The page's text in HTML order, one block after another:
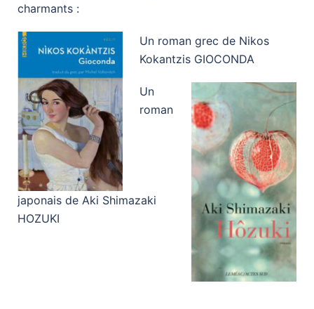
charmants :
Un roman grec de Nikos
Kokantzis GIOCONDA
Un
roman
japonais de Aki Shimazaki
HOZUKI